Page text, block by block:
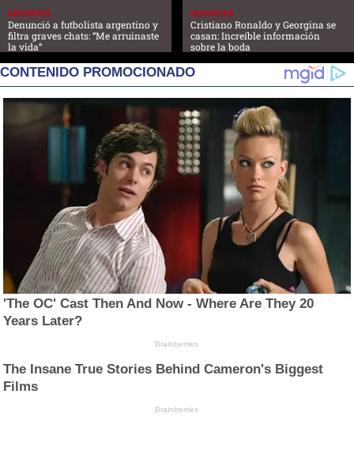
DEPORTES
Denunció a futbolista argentino y
filtra graves chats: “Me arruinaste
la vida”
DEPORTES
Cristiano Ronaldo y Georgina se
casan: Increíble información
sobre la boda
CONTENIDO PROMOCIONADO
'The OC' Cast Then And Now - Where Are They 20
Years Later?
Brainberries
The Insane True Stories Behind Cameron's Biggest
Films
Brainberries